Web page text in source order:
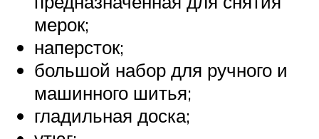
мерок;
наперсток;
большой набор для ручного и
машинного шитья;
гладильная доска;